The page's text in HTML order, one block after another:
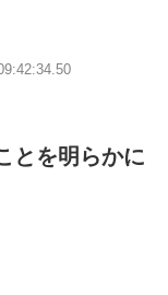
とを明らかに